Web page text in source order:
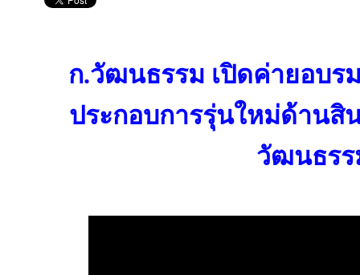
ก.วัฒนธรรม เปิดค่ายอบร
ประกอบการรุ่นใหม่ด้านสิ
วัฒนธรร